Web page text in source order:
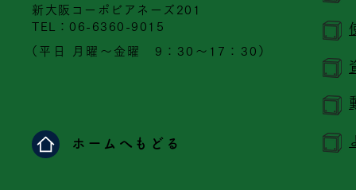
新大阪コーポビアネーズ201
​TEL：06-6360-9015
（平日 月曜～金曜 9：30～17：30）
ホームへもどる